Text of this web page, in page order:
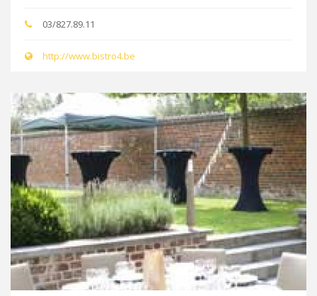
03/827.89.11
http://www.bistro4.be